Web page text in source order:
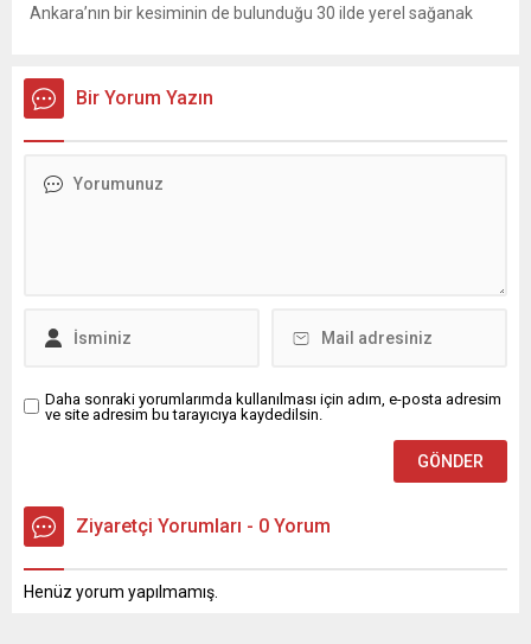
Ankara’nın bir kesiminin de bulunduğu 30 ilde yerel sağanak
üzerine çıkarak yaz değerlerine ulaşacak. Ayrıca...
Bir Yorum Yazın
Daha sonraki yorumlarımda kullanılması için adım, e-posta adresim
ve site adresim bu tarayıcıya kaydedilsin.
Ziyaretçi Yorumları - 0 Yorum
Henüz yorum yapılmamış.